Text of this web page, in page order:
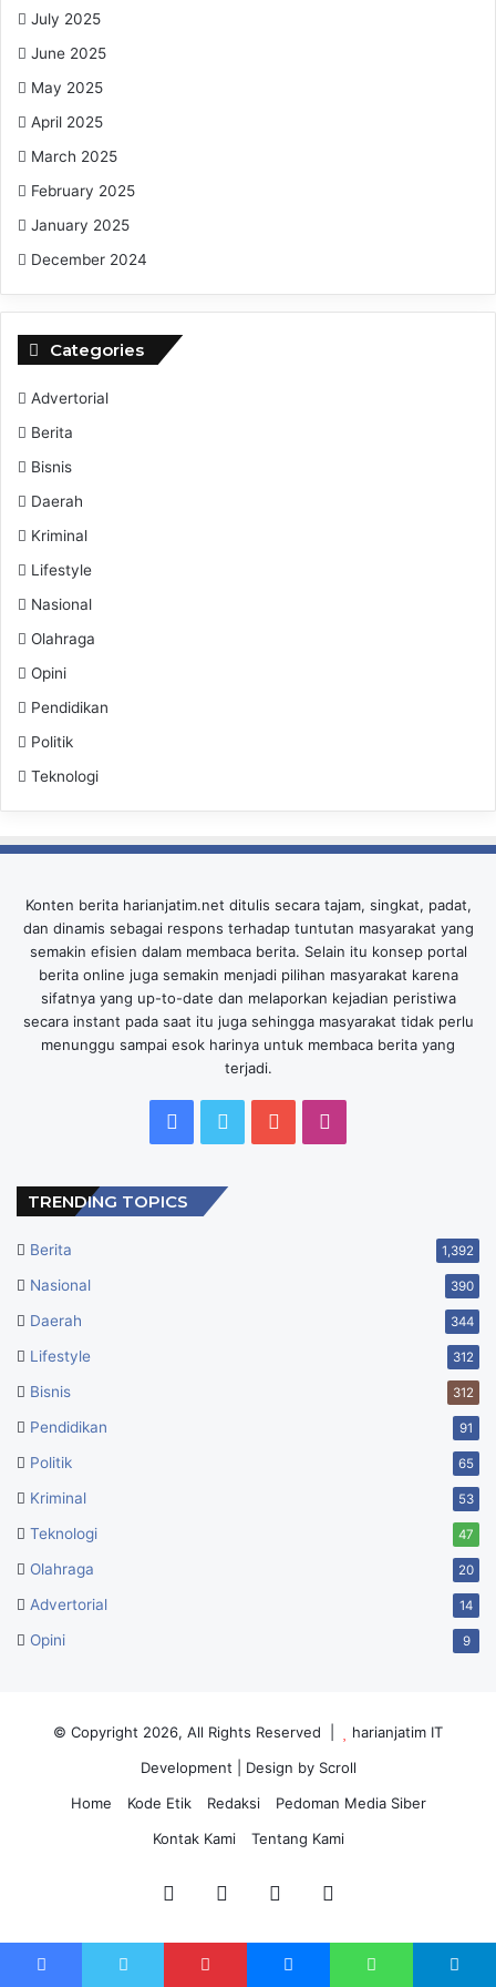
AKP Achmad Elyasarif Martadinata menegaskan, “Jika ada
ketentuan.”(wa/ar)
July 2025
June 2025
May 2025
April 2025
March 2025
February 2025
January 2025
December 2024
Categories
Advertorial
Berita
Bisnis
Daerah
Kriminal
Lifestyle
Nasional
Olahraga
Opini
Pendidikan
Politik
Teknologi
Konten berita harianjatim.net ditulis secara tajam, singkat, padat,
dan dinamis sebagai respons terhadap tuntutan masyarakat yang
semakin efisien dalam membaca berita. Selain itu konsep portal
berita online juga semakin menjadi pilihan masyarakat karena
sifatnya yang up-to-date dan melaporkan kejadian peristiwa
secara instant pada saat itu juga sehingga masyarakat tidak perlu
menunggu sampai esok harinya untuk membaca berita yang
terjadi.
Facebook
Twitter YouTube
TRENDING TOPICS
Berita 1,392
Nasional 390
Daerah 344
Lifestyle 312
Bisnis 312
Pendidikan 91
Politik 65
Kriminal 53
Teknologi 47
Olahraga 20
Advertorial 14
Opini 9
© Copyright 2026, All Rights Reserved |
harianjatim IT
Development
| Design by Scroll
Home
Kode Etik Redaksi
Pedoman Media Siber
Kontak Kami
Tentang Kami
FacebookTwitter YouTube